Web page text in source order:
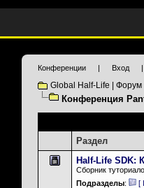
Конференции | Вход
Global Half-Life | Форум
Конференция
Раздел
Half-Life SDK:
Сборник
Подразделы: [